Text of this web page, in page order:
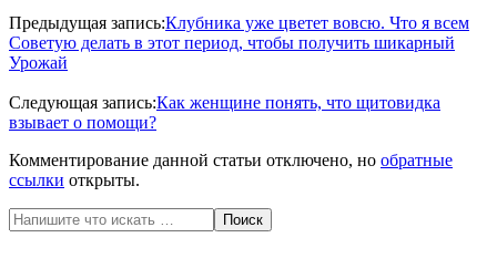
2020-
07-
02
Предыдущая запись:Клубника уже цветет вовсю. Что я всем
Советую делать в этот период, чтобы получить шикарный
Урожай
Следующая запись:Как женщине понять, что щитовидка
взывает о помощи?
Комментирование данной статьи отключено, но обратные
ссылки открыты.
Поиск